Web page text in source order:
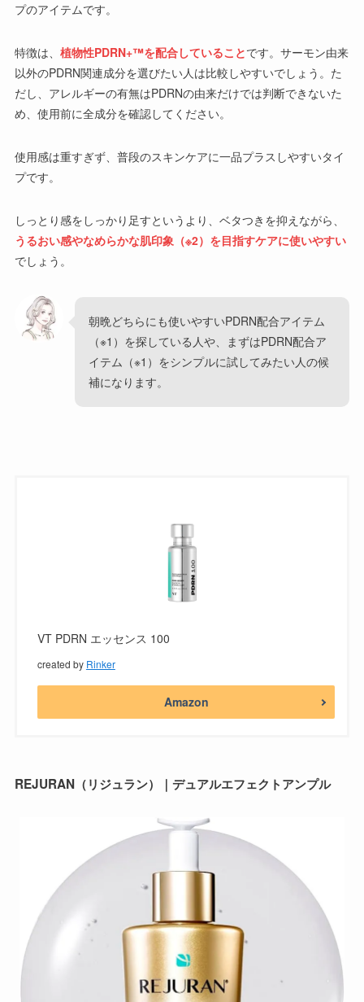
プのアイテムです。
特徴は、 植物性PDRN+™を配合していることです。サーモン由来
以外のPDRN関連成分を選びたい人は比較しやすいでしょう。た
だし、アレルギーの有無はPDRNの由来だけでは判断できないた
め、使用前に全成分を確認してください。
使用感は重すぎず、普段のスキンケアに一品プラスしやすいタイ
プです。
しっとり感をしっかり足すというより、ベタつきを抑えながら、
うるおい感やなめらかな肌印象（※2）を目指すケアに使いやすい
でしょう。
朝晩どちらにも使いやすいPDRN配合アイテム
（※1）を探している人や、まずはPDRN配合ア
イテム（※1）をシンプルに試してみたい人の候
補になります。
VT PDRN エッセンス 100
created by Rinker
Amazon
REJURAN（リジュラン）｜デュアルエフェクトアンプル